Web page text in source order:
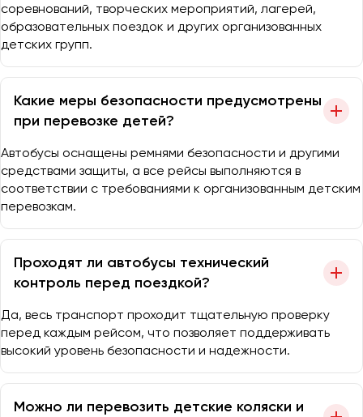
соревнований, творческих мероприятий, лагерей,
образовательных поездок и других организованных
детских групп.
Какие меры безопасности предусмотрены
при перевозке детей?
Автобусы оснащены ремнями безопасности и другими
средствами защиты, а все рейсы выполняются в
соответствии с требованиями к организованным детским
перевозкам.
Проходят ли автобусы технический
контроль перед поездкой?
Да, весь транспорт проходит тщательную проверку
перед каждым рейсом, что позволяет поддерживать
высокий уровень безопасности и надежности.
Можно ли перевозить детские коляски и